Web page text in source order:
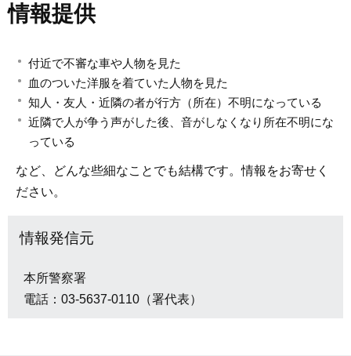
情報提供
付近で不審な車や人物を見た
血のついた洋服を着ていた人物を見た
知人・友人・近隣の者が行方（所在）不明になっている
近隣で人が争う声がした後、音がしなくなり所在不明にな
っている
など、どんな些細なことでも結構です。情報をお寄せく
ださい。
情報発信元
本所警察署
電話：03-5637-0110（署代表）